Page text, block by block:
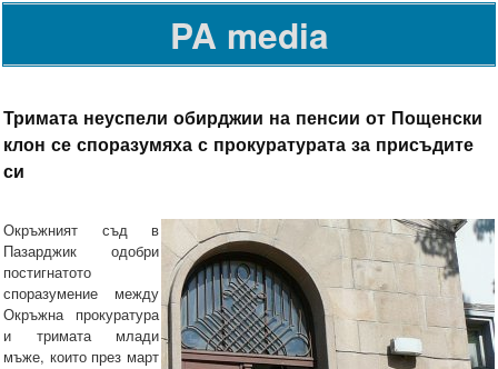
PA media
Тримата неуспели обирджии на пенсии от Пощенски
клон се споразумяха с прокуратурата за присъдите
си
Окръжният съд в
Пазарджик одобри
постигнатото
споразумение между
Окръжна прокуратура
и тримата млади
мъже, които през март